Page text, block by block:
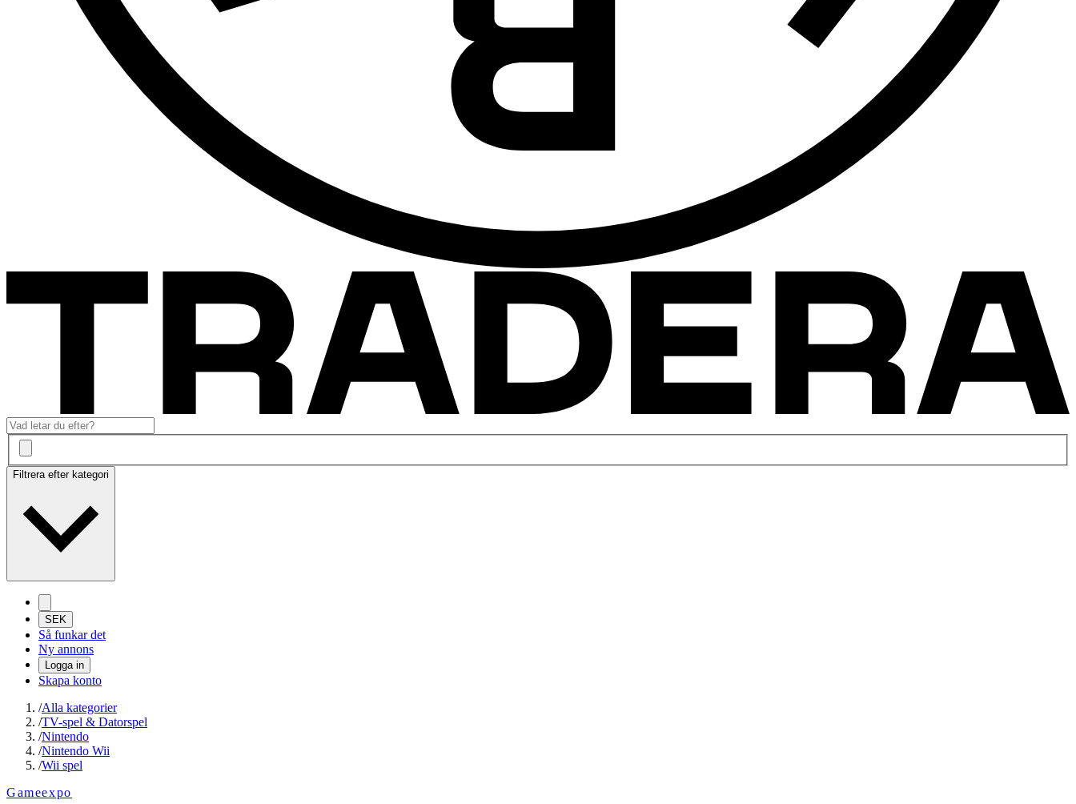
Filtrera efter kategori
SEK
Så funkar det
Ny annons
Logga in
Skapa konto
/Alla kategorier
/TV-spel & Datorspel
/Nintendo
/Nintendo Wii
/Wii spel
Gameexpo